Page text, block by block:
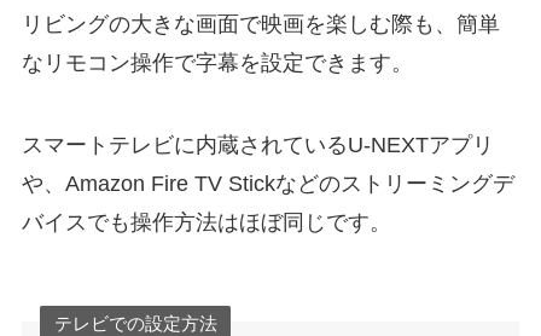
リビングの大きな画面で映画を楽しむ際も、簡単
なリモコン操作で字幕を設定できます。
スマートテレビに内蔵されているU-NEXTアプリ
や、Amazon Fire TV Stickなどのストリーミングデ
バイスでも操作方法はほぼ同じです。
テレビでの設定方法